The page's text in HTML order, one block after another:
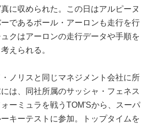
に収められた。この日はアルピーヌ
であるポール・アーロンも走行を行
クはアーロンの走行データや手順を
えられる。
ノリスと同じマネジメント会社に所
は、同社所属のサッシャ・フェネス
ーミュラを戦うTOM'Sから、スーパ
キーテストに参加。トップタイムを